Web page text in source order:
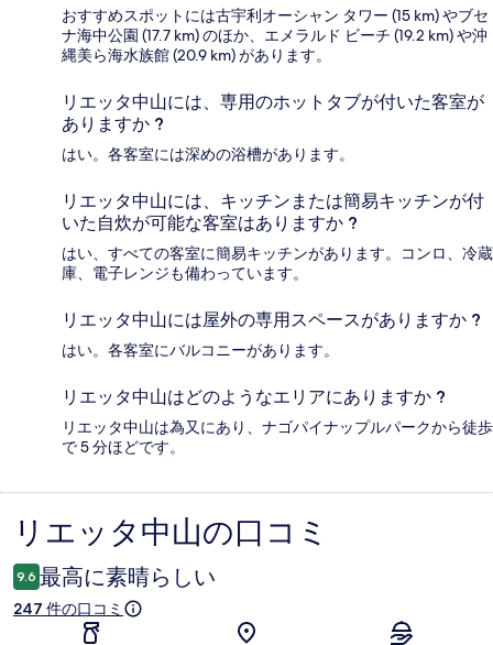
おすすめスポットには古宇利オーシャン タワー (15 km) やブセ
ナ海中公園 (17.7 km) のほか、エメラルド ビーチ (19.2 km) や沖
縄美ら海水族館 (20.9 km) があります。
リエッタ中山には、専用のホットタブが付いた客室が
ありますか ?
はい。各客室には深めの浴槽があります。
リエッタ中山には、キッチンまたは簡易キッチンが付
いた自炊が可能な客室はありますか ?
はい、すべての客室に簡易キッチンがあります。コンロ、冷蔵
庫、電子レンジも備わっています。
リエッタ中山には屋外の専用スペースがありますか ?
はい。各客室にバルコニーがあります。
リエッタ中山はどのようなエリアにありますか ?
リエッタ中山は為又にあり、ナゴパイナップルパークから徒歩
で 5 分ほどです。
口
コ
ミ
リエッタ中山の口コミ
9.6 最高に素晴らしい
247 件の口コミ